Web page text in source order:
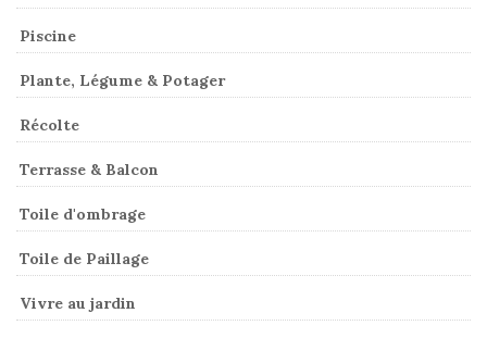
Piscine
Plante, Légume & Potager
Récolte
Terrasse & Balcon
Toile d'ombrage
Toile de Paillage
Vivre au jardin